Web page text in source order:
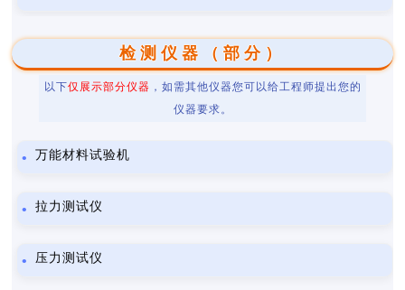
检测仪器（部分）
以下仅展示部分仪器 ，如需其他仪器您可以给工程师提出您的
仪器要求。
万能材料试验机
拉力测试仪
压力测试仪